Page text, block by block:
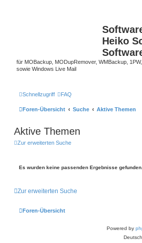
Heiko
für MOBackup, MODupRemover, WMBackup,
sowie Windows Live Mail
Schnellzugriff FAQ
Foren-Übersicht Suche Aktive Themen
Aktive Themen
Zur erweiterten Suche
Es wurden keine passenden Ergebnisse gefunden.
Zur erweiterten Suche
Foren-Übersicht
Powered by